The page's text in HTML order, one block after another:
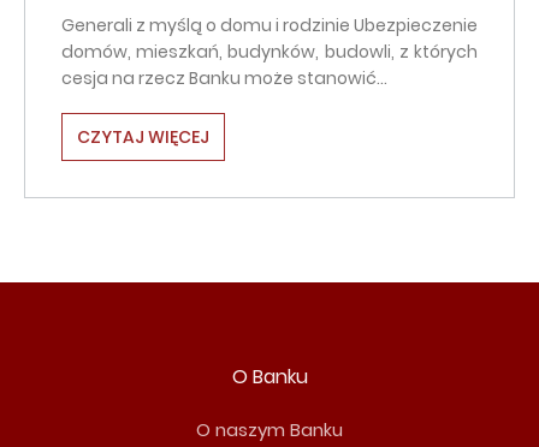
Generali z myślą o domu i rodzinie Ubezpieczenie
domów, mieszkań, budynków, budowli, z których
cesja na rzecz Banku może stanowić…
CZYTAJ WIĘCEJ
O Banku
O naszym Banku